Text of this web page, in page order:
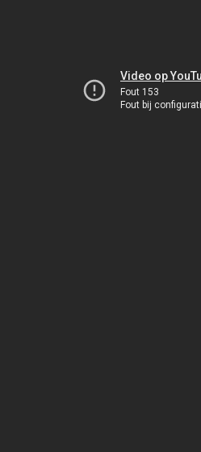
Video op
Fout 153
Fout bij